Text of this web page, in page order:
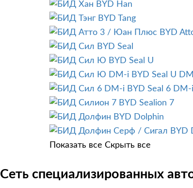
BYD Han
BYD Tang
BYD
BYD Seal
BYD Seal U
BYD Seal U
BYD Seal 6 DM-i
BYD Sealion 7
BYD Dolphin
BYD
Показать все Скрыть все
Сеть специализированных